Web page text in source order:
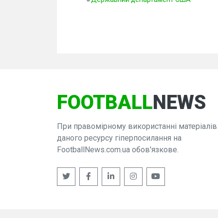
FOOTBALLNEWS
При правомірному використанні
даного ресурсу гіперпосилання на
FootballNews.com.ua обов'язкове.